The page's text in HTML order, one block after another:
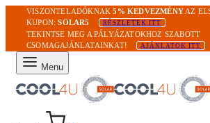
VISZONTELADÓKNAK5% KEDVEZMÉNY AZ
KUPON:SOLAR5 RÉSZLETEK ITT
TEKINTSE MEG A PÁLYÁZATOKHOZ SZABOTT
CSOMAGAJÁNLATAINKAT!
AJÁNLATOK ITT
Menu